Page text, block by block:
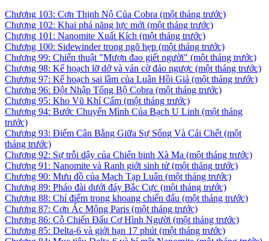
Chương 103: Cơn Thịnh Nộ Của Cobra (một tháng trước)
Chương 102: Khai phá năng lực mới (một tháng trước)
Chương 101: Nanomite Xuất Kích (một tháng trước)
Chương 100: Sidewinder trong ngõ hẹp (một tháng trước)
Chương 99: Chiến thuật "Mượn đao giết người" (một tháng trước)
Chương 98: Kế hoạch lỡ dở và ván cờ đảo ngược (một tháng trước)
Chương 97: Kế hoạch sai lầm của Luân Hồi Giả (một tháng trước)
Chương 96: Đột Nhập Tổng Bộ Cobra (một tháng trước)
Chương 95: Kho Vũ Khí Cấm (một tháng trước)
Chương 94: Bước Chuyển Mình Của Bạch U Linh (một tháng
trước)
Chương 93: Điểm Cân Bằng Giữa Sự Sống Và Cái Chết (một
tháng trước)
Chương 92: Sự trỗi dậy của Chiến binh Xà Ma (một tháng trước)
Chương 91: Nanomite và Ranh giới sinh tử (một tháng trước)
Chương 90: Mưu đồ của Mạch Tạp Luân (một tháng trước)
Chương 89: Pháo đài dưới đáy Bắc Cực (một tháng trước)
Chương 88: Chỉ điểm trong khoang chiến đấu (một tháng trước)
Chương 87: Cơn Ác Mộng Paris (một tháng trước)
Chương 86: Cỗ Chiến Đấu Cơ Hình Người (một tháng trước)
Chương 85: Delta-6 và giới hạn 17 phút (một tháng trước)